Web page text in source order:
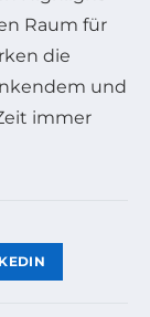
Raum für
die
und
immer